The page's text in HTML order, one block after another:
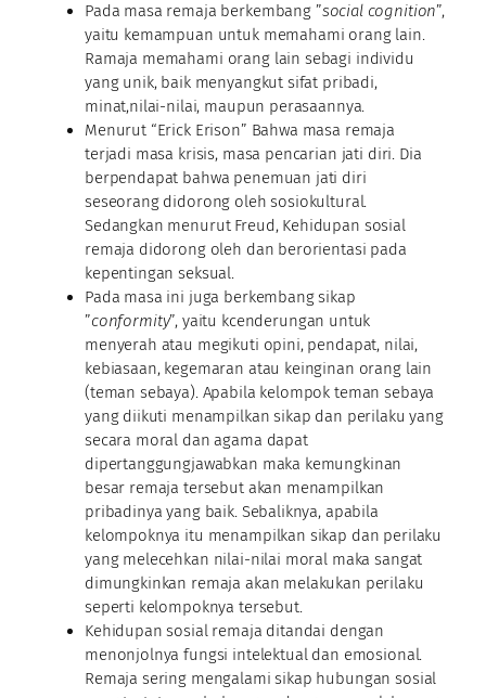
Pada masa remaja berkembang ”social cognition”,
yaitu kemampuan untuk memahami orang lain.
Ramaja memahami orang lain sebagi individu
yang unik, baik menyangkut sifat pribadi,
minat,nilai-nilai, maupun perasaannya.
Menurut “Erick Erison” Bahwa masa remaja
terjadi masa krisis, masa pencarian jati diri. Dia
berpendapat bahwa penemuan jati diri
seseorang didorong oleh sosiokultural.
Sedangkan menurut Freud, Kehidupan sosial
remaja didorong oleh dan berorientasi pada
kepentingan seksual.
Pada masa ini juga berkembang sikap
”conformity”, yaitu kcenderungan untuk
menyerah atau megikuti opini, pendapat, nilai,
kebiasaan, kegemaran atau keinginan orang lain
(teman sebaya). Apabila kelompok teman sebaya
yang diikuti menampilkan sikap dan perilaku yang
secara moral dan agama dapat
dipertanggungjawabkan maka kemungkinan
besar remaja tersebut akan menampilkan
pribadinya yang baik. Sebaliknya, apabila
kelompoknya itu menampilkan sikap dan perilaku
yang melecehkan nilai-nilai moral maka sangat
dimungkinkan remaja akan melakukan perilaku
seperti kelompoknya tersebut.
Kehidupan sosial remaja ditandai dengan
menonjolnya fungsi intelektual dan emosional.
Remaja sering mengalami sikap hubungan sosial